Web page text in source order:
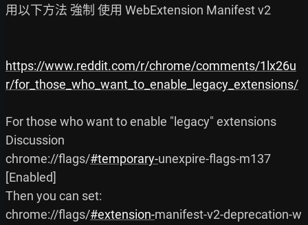
用以下方法 強制 使用 WebExtension Manifest v2
https://www.reddit.com/r/chrome/comments/1lx26u
r/for_those_who_want_to_enable_legacy_extensions/
For those who want to enable "legacy" extensions
Discussion
chrome://flags/#temporary-unexpire-flags-m137
[Enabled]
Then you can set:
chrome://flags/#extension-manifest-v2-deprecation-w